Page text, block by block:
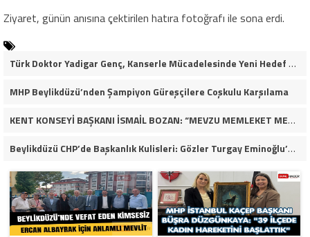
​Ziyaret, günün anısına çektirilen hatıra fotoğrafı ile sona erdi.
Türk Doktor Yadigar Genç, Kanserle Mücadelesinde Yeni Hedef Kanser Kök Hücreleri
MHP Beylikdüzü’nden Şampiyon Güreşçilere Coşkulu Karşılama
KENT KONSEYİ BAŞKANI İSMAİL BOZAN: “MEVZU MEMLEKET MESELESİ”
Beylikdüzü CHP’de Başkanlık Kulisleri: Gözler Turgay Eminoğlu’nda!